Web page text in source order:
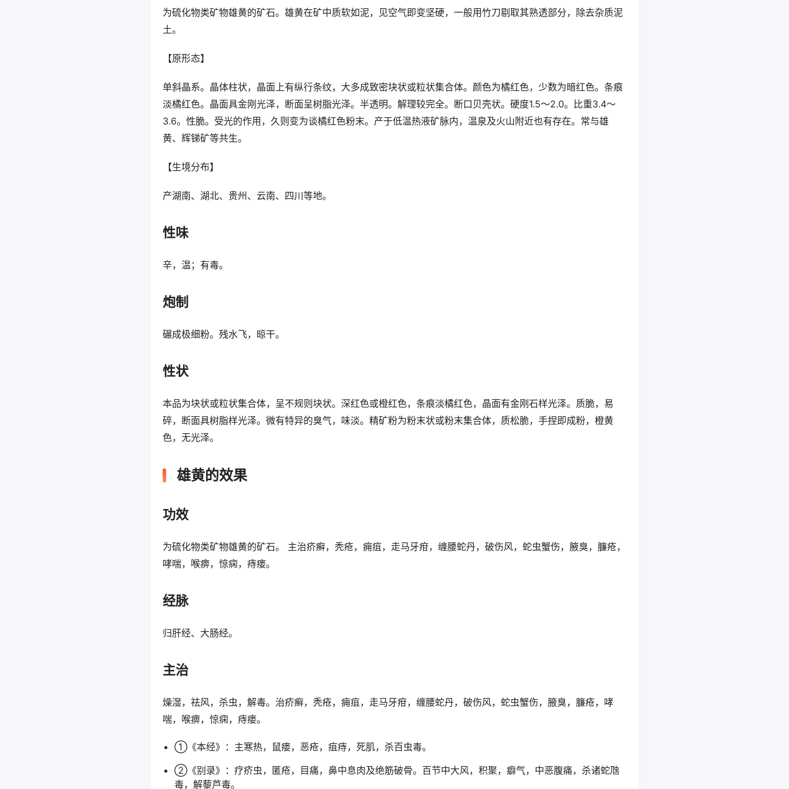
为硫化物类矿物雄黄的矿石。雄黄在矿中质软如泥，见空气即变坚硬，一般用竹刀剔取其熟透部分，除去杂质泥
土。
【原形态】
单斜晶系。晶体柱状，晶面上有纵行条纹，大多成致密块状或粒状集合体。颜色为橘红色，少数为暗红色。条痕
淡橘红色。晶面具金刚光泽，断面呈树脂光泽。半透明。解理较完全。断口贝壳状。硬度1.5～2.0。比重3.4～
3.6。性脆。受光的作用，久则变为谈橘红色粉末。产于低温热液矿脉内，温泉及火山附近也有存在。常与雄
黄、辉锑矿等共生。
【生境分布】
产湖南、湖北、贵州、云南、四川等地。
性味
辛，温；有毒。
炮制
碾成极细粉。残水飞，晾干。
性状
本品为块状或粒状集合体，呈不规则块状。深红色或橙红色，条痕淡橘红色，晶面有金刚石样光泽。质脆，易
碎，断面具树脂样光泽。微有特异的臭气，味淡。精矿粉为粉末状或粉末集合体，质松脆，手捏即成粉，橙黄
色，无光泽。
雄黄的效果
功效
为硫化物类矿物雄黄的矿石。 主治疥癣，秃疮，痈疽，走马牙疳，缠腰蛇丹，破伤风，蛇虫蟹伤，腋臭，臁疮，
哮喘，喉痹，惊痫，痔瘘。
经脉
归肝经、大肠经。
主治
燥湿，祛风，杀虫，解毒。治疥癣，秃疮，痈疽，走马牙疳，缠腰蛇丹，破伤风，蛇虫蟹伤，腋臭，臁疮，哮
喘，喉痹，惊痫，痔瘘。
①《本经》：主寒热，鼠瘘，恶疮，疽痔，死肌，杀百虫毒。
②《别录》：疗疥虫，匿疮，目痛，鼻中息肉及绝筋破骨。百节中大风，积聚，癖气，中恶腹痛，杀诸蛇虺
毒，解藜芦毒。